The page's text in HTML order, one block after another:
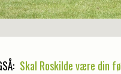
Skal Roskilde være din